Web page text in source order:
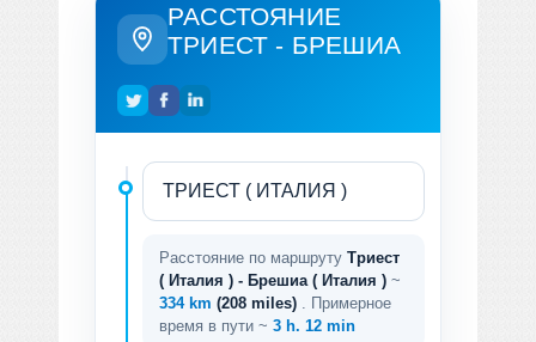
РАССТОЯНИЕ
ТРИЕСТ - БРЕШИА
Расстояние по маршруту Триест
( Италия ) - Брешиа ( Италия ) ~
334 km (208 miles)
. Примерное
время в пути ~ 3 h. 12 min